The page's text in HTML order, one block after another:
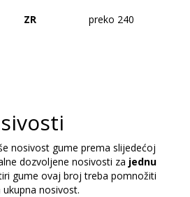
ZR preko 240
nosivost gume prema slijedećoj
dozvoljene nosivosti za jednu
gume ovaj broj treba pomnožiti
nosivost.